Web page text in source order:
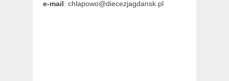
e-mail: chlapowo@diecezjagdansk.pl